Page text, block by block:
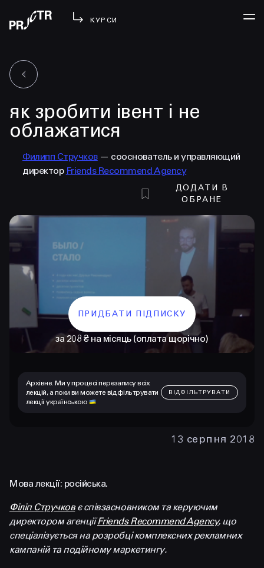
КУРСИ
МЕНЮ
у проджі
бібліотека
менторство
lezo
вийти
КОНТАКТИ
hello@prjctr.com
INSTAGRAM TELEGRAM YOUTUBE
FACEBOOK
як зробити івент і не
облажатися
Филипп Стручков— сооснователь и управляющий
директор Friends Recommend Agency
ДОДАТИ В
ОБРАНЕ
Архівне. Ми у процесі перезапису всіх
лекцій, а поки ви можете відфільтрувати
лекції українською
ВІДФІЛЬТРУВАТИ
ПРИДБАТИ ПІДПИСКУ
за 208 ₴ на місяць (оплата щорічно)
13 серпня 2018
Мова лекції: російська.
Філіп Стручковє співзасновником та керуючим
директором агенціїFriends Recommend Agency, що
спеціалізується на розробці комплексних рекламних
кампаній та подійному маркетингу.